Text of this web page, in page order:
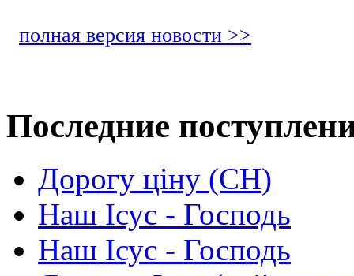
полная версия новости >>
Последние
Дорогу ціну (СН)
Наш Ісус - Господь
Наш Ісус - Господь